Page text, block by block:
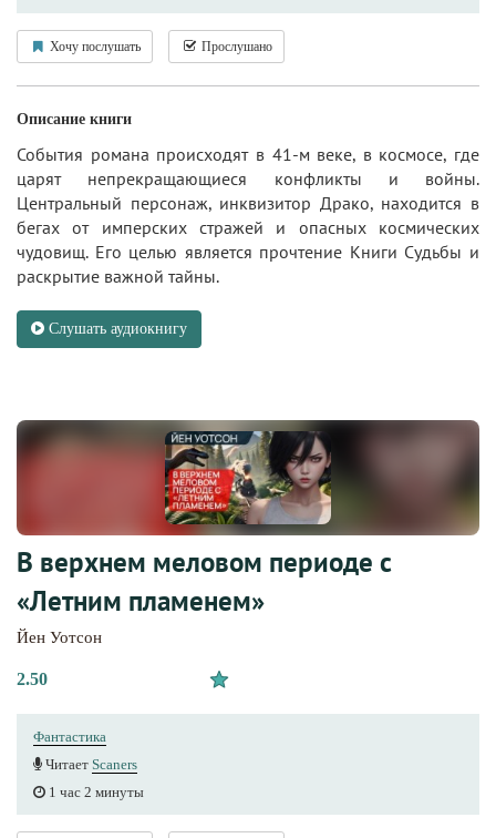
Хочу послушать Прослушано
Описание книги
События романа происходят в 41-м веке, в космосе, где
царят непрекращающиеся конфликты и войны.
Центральный персонаж, инквизитор Драко, находится в
бегах от имперских стражей и опасных космических
чудовищ. Его целью является прочтение Книги Судьбы и
раскрытие важной тайны.
Слушать аудиокнигу
В верхнем меловом периоде с
«Летним пламенем»
Йен Уотсон
2.50
Фантастика
Читает Scaners
1 час 2 минуты